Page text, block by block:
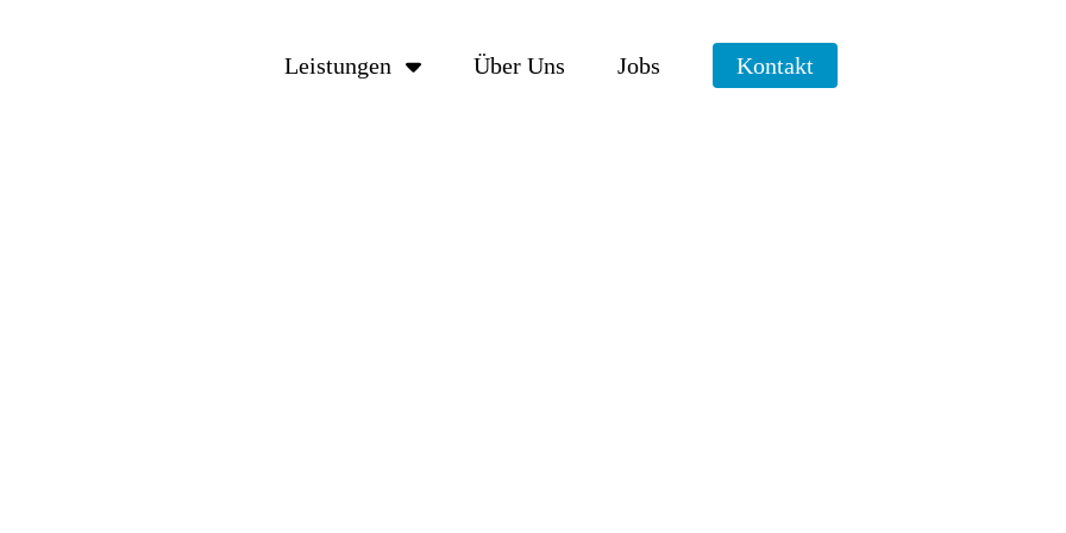
Leistungen Über Uns Jobs Kontakt